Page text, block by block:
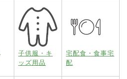
子供服・キ
ッズ用品
宅配食・食事宅
配